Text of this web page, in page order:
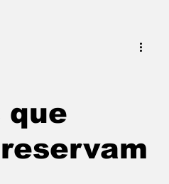
Arabe
que